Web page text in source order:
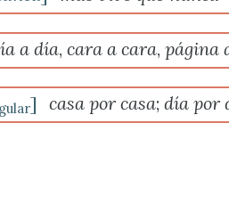
a día, cara a cara, página
] casa por casa; día por